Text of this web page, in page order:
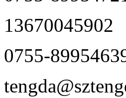
13670045902
0755-